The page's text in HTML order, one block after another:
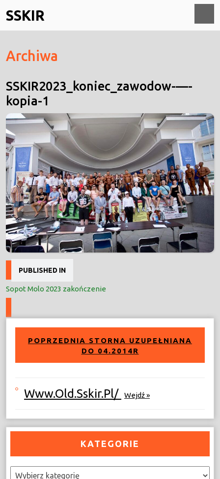
to
content
SSKIR
Archiwa
SSKIR2023_koniec_zawodow-—-
kopia-1
Nawigacja
wpisu
PUBLISHED IN
Sopot Molo 2023 zakończenie
POPRZEDNIA STORNA UZUPEŁNIANA
DO 04.2014R
Www.old.sskir.pl/ Wejdź »
KATEGORIE
Kategorie